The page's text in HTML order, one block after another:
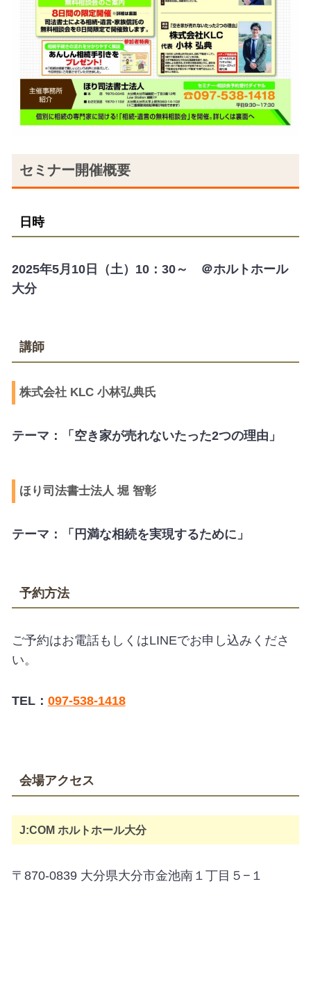
セミナー開催概要
日時
2025年5月10日（土）10：30～ ＠ホルトホール
大分
講師
株式会社 KLC 小林弘典氏
テーマ：「空き家が売れないたった2つの理由」
ほり司法書士法人 堀 智彰
テーマ：「円満な相続を実現するために」
予約方法
ご予約はお電話もしくはLINEでお申し込みくださ
い。
TEL： 097-538-1418
会場アクセス
J:COM ホルトホール大分
〒870-0839 大分県大分市金池南１丁目５−１